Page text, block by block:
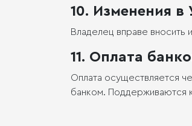
10. Изменения в
Владелец вправе вносить
11. Оплата
Оплата осуществляется
банком. Поддерживаются